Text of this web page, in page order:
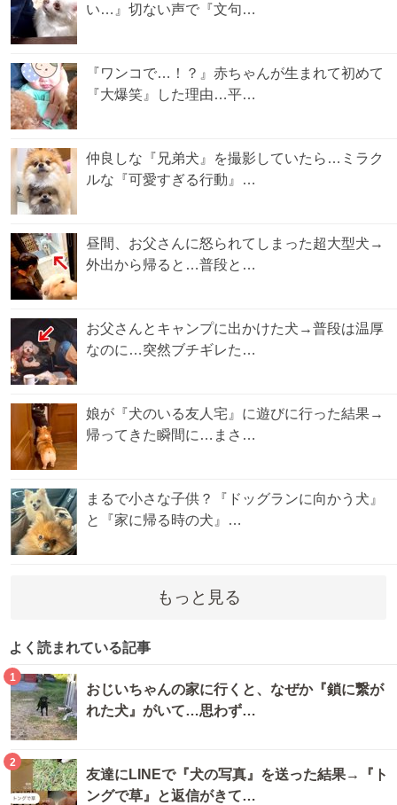
い…』切ない声で『文句…
『ワンコで…！？』赤ちゃんが生まれて初めて
『大爆笑』した理由…平…
仲良しな『兄弟犬』を撮影していたら…ミラク
ルな『可愛すぎる行動』…
昼間、お父さんに怒られてしまった超大型犬→
外出から帰ると…普段と…
お父さんとキャンプに出かけた犬→普段は温厚
なのに…突然ブチギレた…
娘が『犬のいる友人宅』に遊びに行った結果→
帰ってきた瞬間に…まさ…
まるで小さな子供？『ドッグランに向かう犬』
と『家に帰る時の犬』…
もっと見る
よく読まれている記事
1
おじいちゃんの家に行くと、なぜか『鎖に繋が
れた犬』がいて…思わず…
2
友達にLINEで『犬の写真』を送った結果→『ト
ングで草』と返信がきて…